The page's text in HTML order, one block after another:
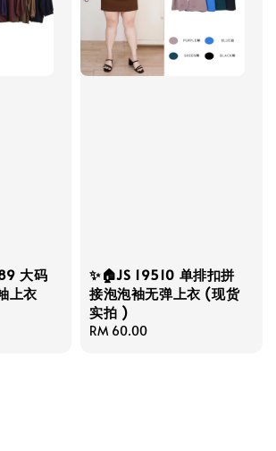
大码
上衣
✨🏠JS 19510 单排扣拼
接泡泡袖无弹上衣 (现货
实拍 )
Regular
RM 60.00